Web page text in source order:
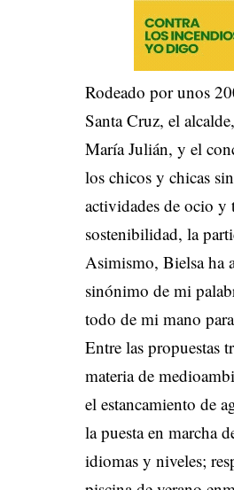
Rodeado por unos
Santa Cruz, el
María Julián, y el
los chicos y chicas
actividades de ocio
sostenibilidad, la
Asimismo, Bielsa ha
sinónimo de mi
todo de mi mano
Entre las propuestas
materia de
el estancamiento de
la puesta en marcha
idiomas y niveles;